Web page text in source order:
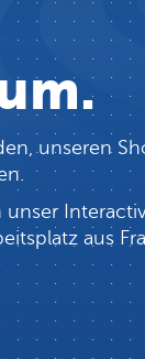
unseren
unser
aus